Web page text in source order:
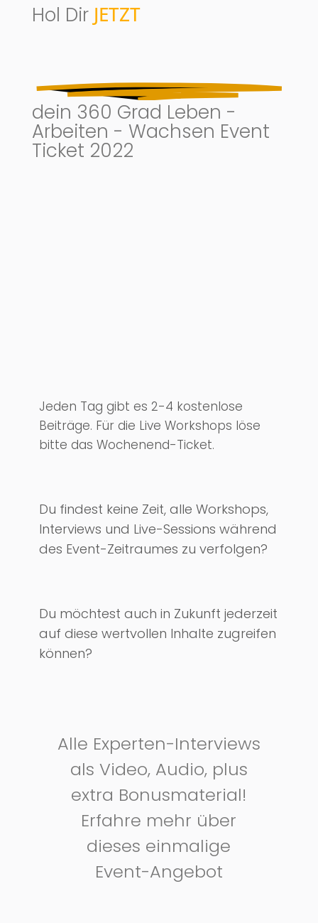
Hol Dir JETZT
dein 360 Grad Leben -
Arbeiten - Wachsen Event
Ticket 2022
Jeden Tag gibt es 2-4 kostenlose
Beiträge. Für die Live Workshops löse
bitte das Wochenend-Ticket.
Du findest keine Zeit, alle Workshops,
Interviews und Live-Sessions während
des Event-Zeitraumes zu verfolgen?
Du möchtest auch in Zukunft jederzeit
auf diese wertvollen Inhalte zugreifen
können?
Alle Experten-Interviews
als Video, Audio, plus
extra Bonusmaterial!
Erfahre mehr über
dieses einmalige
Event-Angebot